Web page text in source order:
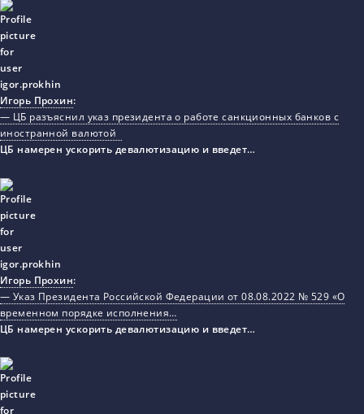
Игорь Прохин:
— ЦБ разъяснил указ президента о работе санкционных банков с
иностранной валютой
ЦБ намерен ускорить девалютизацию и введет…
Игорь Прохин:
— Указ Президента Российской Федерации от 08.08.2022 № 529 «О
временном порядке исполнения…
ЦБ намерен ускорить девалютизацию и введет…